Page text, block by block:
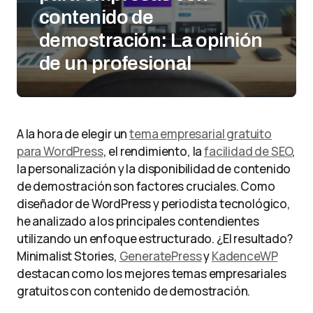
contenido de
demostración: La opinión
de un profesional
A la hora de elegir untema empresarial gratuito
para WordPress, el rendimiento, lafacilidad de SEO,
la personalización y la disponibilidad de contenido
de demostración son factores cruciales. Como
diseñador de WordPress y periodista tecnológico,
he analizado a los principales contendientes
utilizando un enfoque estructurado. ¿El resultado?
Minimalist Stories, GeneratePressyKadenceWP
destacan como los mejores temas empresariales
gratuitos con contenido de demostración.